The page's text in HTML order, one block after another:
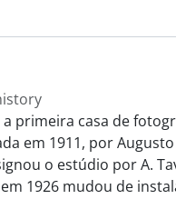
Mocidade Portuguesa
vestuário regional
de Almeida
vestuário regional
vestuário regional
a primeira casa de
em 1911, por
o estúdio por A.
1926 mudou de